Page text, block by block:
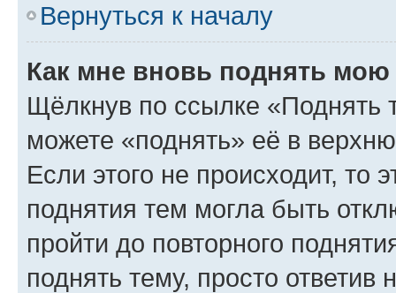
Вернуться к началу
Как мне вновь поднять мою
Щёлкнув по ссылке «Поднять
можете «поднять» её в
Если этого не происходит, то
поднятия тем могла быть
пройти до повторного
поднять тему, просто ответив